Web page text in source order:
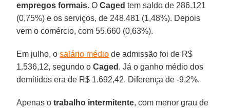
empregos formais. OCaged tem saldo de 286.121
(0,75%) e os serviços, de 248.481 (1,48%). Depois
vem o comércio, com 55.660 (0,63%).
Em julho, osalário médio de admissão foi de R$
1.536,12, segundo oCaged . Já o ganho médio dos
demitidos era de R$ 1.692,42. Diferença de -9,2%.
Apenas otrabalho intermitente, com menor grau de